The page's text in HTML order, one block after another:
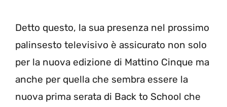
Detto questo, la sua presenza nel prossimo
palinsesto televisivo è assicurato non solo
per la nuova edizione di Mattino Cinque ma
anche per quella che sembra essere la
nuova prima serata di Back to School che